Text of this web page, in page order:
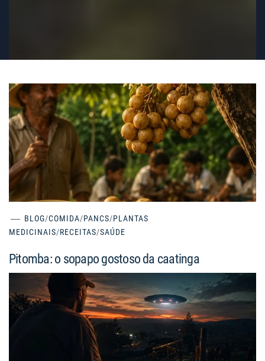
BLOG/COMIDA/PANCS/PLANTAS
MEDICINAIS/RECEITAS/SAÚDE
Pitomba: o sopapo gostoso da caatinga